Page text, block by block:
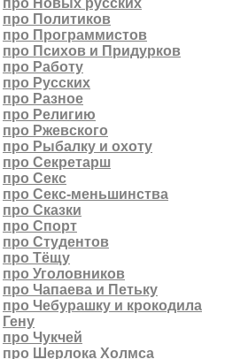
про Политиков
про Программистов
про Психов и Придурков
про Работу
про Русских
про Разное
про Религию
про Ржевского
про Рыбалку и охоту
про Секретарш
про Секс
про Секс-меньшинства
про Сказки
про Спорт
про Студентов
про Тёщу
про Уголовников
про Чапаева и Петьку
про Чебурашку и крокодила
Гену
про Чукчей
про Шерлока Холмса